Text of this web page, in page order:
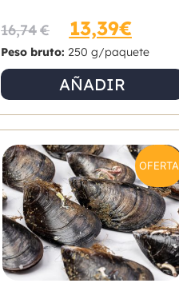
16,74€ 13,39€
Peso bruto: 250 g/paquete
AÑADIR
OFERTA